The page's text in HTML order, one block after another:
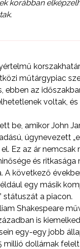
korábban
műtárgypiac
ebben az
voltak,
be, amikor John
úgynevezett
Ez az ár
és ritkasága
A következő
egy másik
státuszát a piacon.
Shakespeare
is
egy-egy jobb
dollárnak